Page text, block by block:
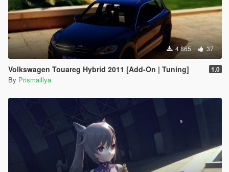
4 865 37
Volkswagen Touareg Hybrid 2011 [Add-On | Tuning] 1.0
By Prismaillya